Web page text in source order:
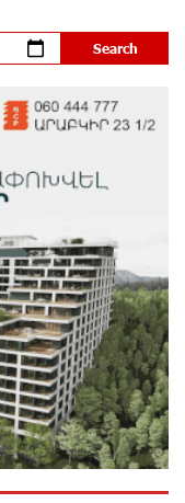
Supported by
at 24/2
12 days ago
Virtuosos”
Academy and Pärnu
Armenia on the
17 days ago
a 15 kW Solar Power
17 days ago